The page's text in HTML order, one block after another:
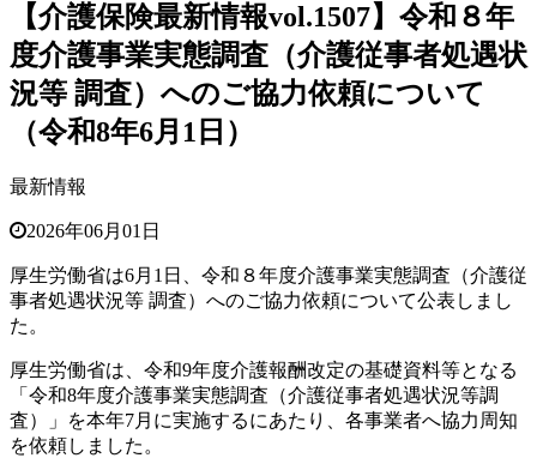
【介護保険最新情報vol.1507】令和８年
度介護事業実態調査（介護従事者処遇状
況等 調査）へのご協力依頼について
（令和8年6月1日）
最新情報
2026年06月01日
厚生労働省は6月1日、令和８年度介護事業実態調査（介護従
事者処遇状況等 調査）へのご協力依頼について公表しまし
た。
厚生労働省は、令和9年度介護報酬改定の基礎資料等となる
「令和8年度介護事業実態調査（介護従事者処遇状況等調
査）」を本年7月に実施するにあたり、各事業者へ協力周知
を依頼しました。